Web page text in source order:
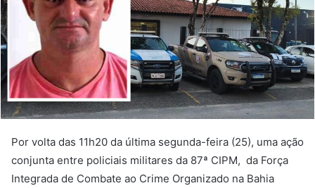
Por volta das 11h20 da última segunda-feira (25), uma ação
conjunta entre policiais militares da 87ª CIPM, da Força
Integrada de Combate ao Crime Organizado na Bahia